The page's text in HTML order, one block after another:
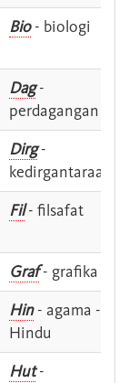
Bio- biologi
Dag-
perdagangan
Dirg-
kedirgantaraan
Fil- filsafat
Graf- grafika
Hin- agama -
Hindu
Hut-